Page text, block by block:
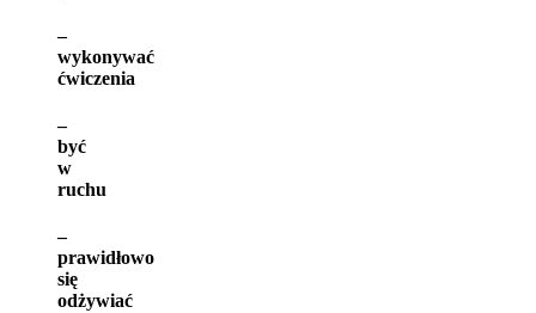
–
wykonywać
ćwiczenia
–
być
w
ruchu
–
prawidłowo
się
odżywiać